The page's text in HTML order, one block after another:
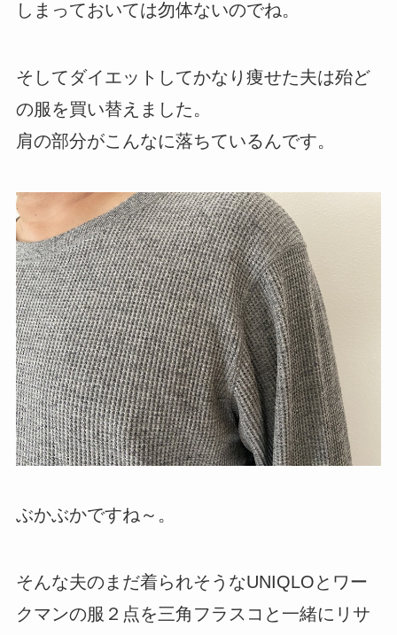
しまっておいては勿体ないのでね。
そしてダイエットしてかなり痩せた夫は殆ど
の服を買い替えました。
肩の部分がこんなに落ちているんです。
ぶかぶかですね～。
そんな夫のまだ着られそうなUNIQLOとワー
クマンの服２点を三角フラスコと一緒にリサ